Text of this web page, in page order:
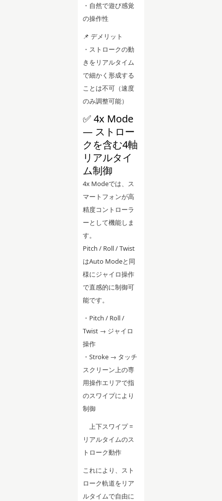
・自然で遊び感覚
の操作性
📌 デメリット
・ストロークの動
きをリアルタイム
で細かく形成する
ことは不可（速度
のみ調整可能）
✅ 4x Mode
— ストロー
クを含む4軸
リアルタイ
ム制御
4x Modeでは、ス
マートフォンが高
精度コントローラ
ーとして機能しま
す。
Pitch / Roll / Twist
はAuto Modeと同
様にジャイロ操作
で直感的に制御可
能です。
・Pitch / Roll /
Twist → ジャイロ
操作
・Stroke → タッチ
スクリーン上の専
用操作エリアで指
のスワイプにより
制御
上下スワイプ =
リアルタイムのス
トローク動作
これにより、スト
ローク軌道をリア
ルタイムで自由に